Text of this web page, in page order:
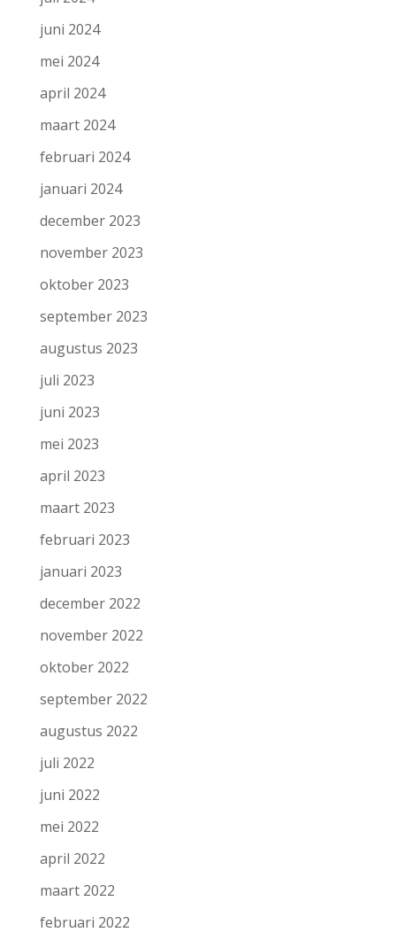
juni 2024
mei 2024
april 2024
maart 2024
februari 2024
januari 2024
december 2023
november 2023
oktober 2023
september 2023
augustus 2023
juli 2023
juni 2023
mei 2023
april 2023
maart 2023
februari 2023
januari 2023
december 2022
november 2022
oktober 2022
september 2022
augustus 2022
juli 2022
juni 2022
mei 2022
april 2022
maart 2022
februari 2022